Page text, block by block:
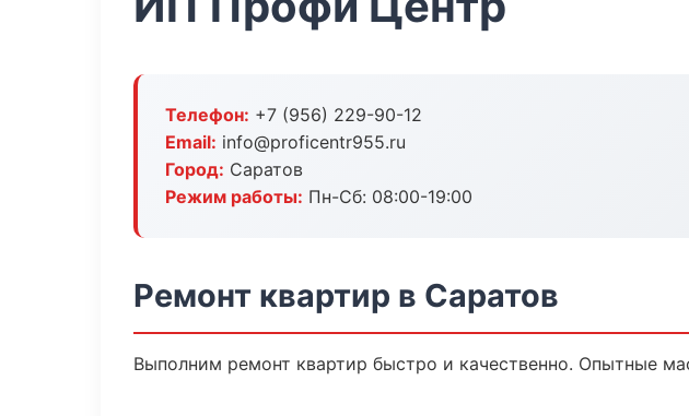
Телефон: +7 (956) 229-90-12
Email: info@proficentr955.ru
Город: Саратов
Режим работы: Пн-Сб: 08:00-19:00
Ремонт квартир в Саратов
Выполним ремонт квартир быстро и качественно. Опытные